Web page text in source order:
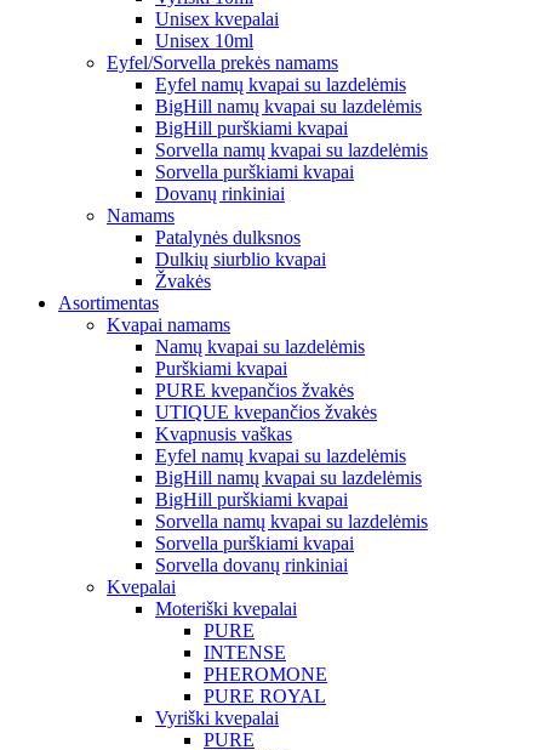
Unisex kvepalai
Unisex 10ml
Eyfel/Sorvella prekės namams
Eyfel namų kvapai su lazdelėmis
BigHill namų kvapai su lazdelėmis
BigHill purškiami kvapai
Sorvella namų kvapai su lazdelėmis
Sorvella purškiami kvapai
Dovanų rinkiniai
Namams
Patalynės dulksnos
Dulkių siurblio kvapai
Žvakės
Asortimentas
Kvapai namams
Namų kvapai su lazdelėmis
Purškiami kvapai
PURE kvepančios žvakės
UTIQUE kvepančios žvakės
Kvapnusis vaškas
Eyfel namų kvapai su lazdelėmis
BigHill namų kvapai su lazdelėmis
BigHill purškiami kvapai
Sorvella namų kvapai su lazdelėmis
Sorvella purškiami kvapai
Sorvella dovanų rinkiniai
Kvepalai
Moteriški kvepalai
PURE
INTENSE
PHEROMONE
PURE ROYAL
Vyriški kvepalai
PURE